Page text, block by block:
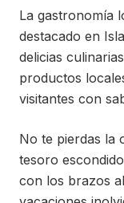
La gastronomía
destacado en
delicias
productos
visitantes con
No te pierdas la
tesoro
con los brazos